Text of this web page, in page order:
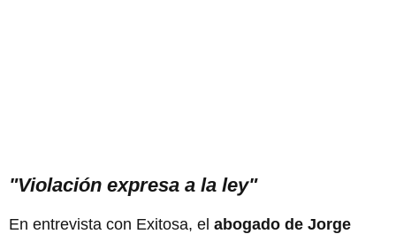
"Violación expresa a la ley"
En entrevista con Exitosa, el abogado de Jorge